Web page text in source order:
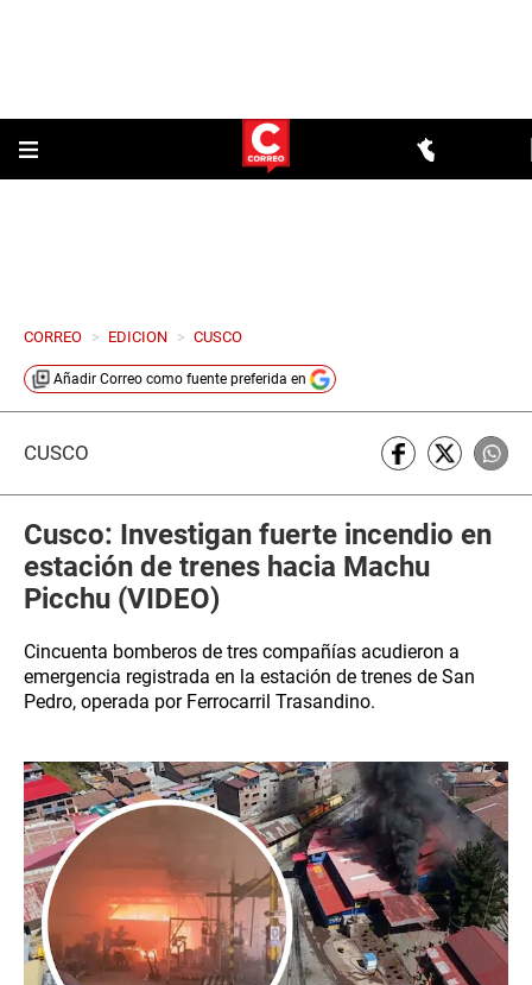
CORREO > EDICION > CUSCO
Añadir Correo como fuente preferida en
CUSCO
Cusco: Investigan fuerte incendio en
estación de trenes hacia Machu
Picchu (VIDEO)
Cincuenta bomberos de tres compañías acudieron a
emergencia registrada en la estación de trenes de San
Pedro, operada por Ferrocarril Trasandino.